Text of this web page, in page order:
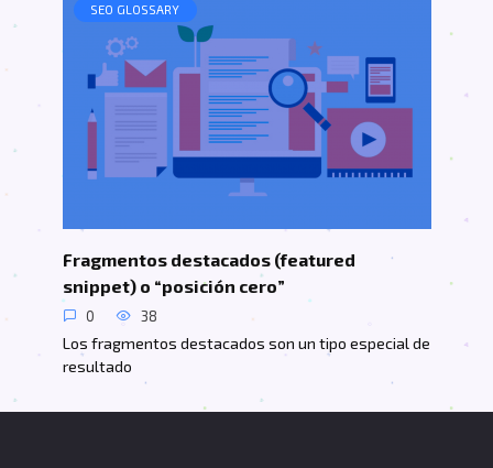
SEO GLOSSARY
Fragmentos destacados (featured
snippet) o “posición cero”
0 38
Los fragmentos destacados son un tipo especial de
resultado